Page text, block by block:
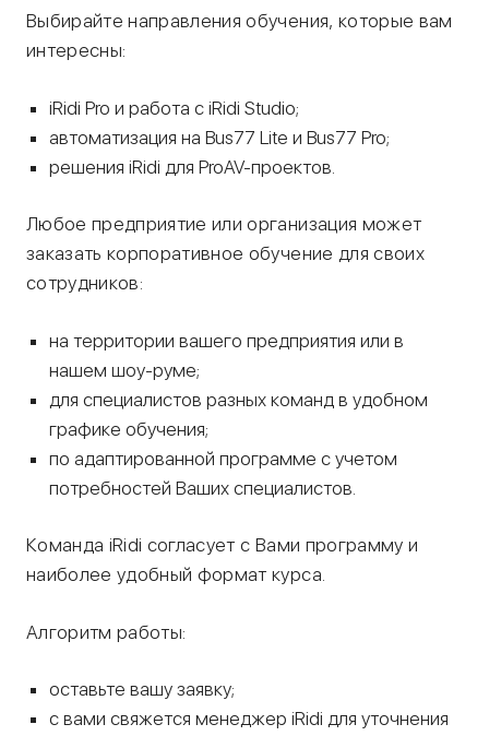
Выбирайте направления обучения, которые вам
интересны:
iRidi Pro и работа с iRidi Studio;
автоматизация на Bus77 Lite и Bus77 Pro;
решения iRidi для ProAV-проектов.
Любое предприятие или организация может
заказать корпоративное обучение для своих
сотрудников:
на территории вашего предприятия или в
нашем шоу-руме;
для специалистов разных команд в удобном
графике обучения;
по адаптированной программе с учетом
потребностей Ваших специалистов.
Команда iRidi согласует с Вами программу и
наиболее удобный формат курса.
Алгоритм работы:
оставьте вашу заявку;
с вами свяжется менеджер iRidi для уточнения